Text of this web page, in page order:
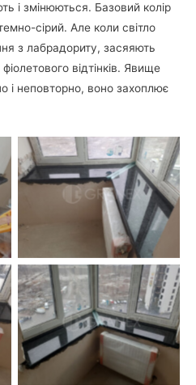
і змінюються. Базовий колір
сірий. Але коли світло
з лабрадориту, засяяють
відтінків. Явище
і неповторно, воно захоплює
Підвіконня з чорного
каменю
Підвіконня з лабрадориту